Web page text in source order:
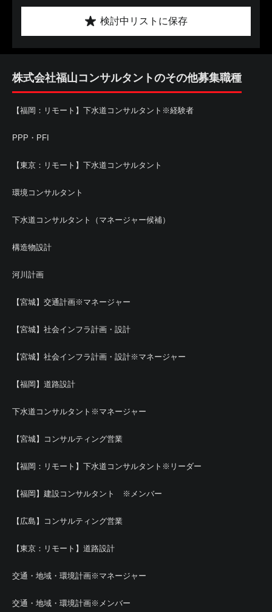
検討中リストに保存
株式会社福山コンサルタントのその他募集職種
【福岡：リモート】下水道コンサルタント※経験者
PPP・PFI
【東京：リモート】下水道コンサルタント
環境コンサルタント
下水道コンサルタント（マネージャー候補）
構造物設計
河川計画
【宮城】交通計画※マネージャー
【宮城】社会インフラ計画・設計
【宮城】社会インフラ計画・設計※マネージャー
【福岡】道路設計
下水道コンサルタント※マネージャー
【宮城】コンサルティング営業
【福岡：リモート】下水道コンサルタント※リーダー
【福岡】建設コンサルタント ※メンバー
【広島】コンサルティング営業
【東京：リモート】道路設計
交通・地域・環境計画※マネージャー
交通・地域・環境計画※メンバー